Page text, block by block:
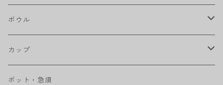
八角シリーズ
RONDE
ベベルボウル
楕円皿
丸皿
長皿
ボウル
大鉢
中鉢
カップ
カップ
ポット・急須